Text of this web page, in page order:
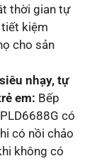
thời gian tự
kiệm
cho sản
nhạy, tự
em: Bếp
có
có nồi chảo
không có